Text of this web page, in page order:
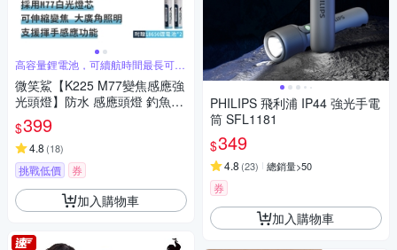
高容量鋰電池，可續航時間最長可達
12小時
微笑鯊【K225 M77變焦感應強
光頭燈】防水 感應頭燈 釣魚頭
燈 頭戴式頭燈 夜釣燈 工作燈
露營 登山 戶外照明 多功能照明
_急速配
$399
4.8 (18)
挑戰低價 券
加入購物車
PHILIPS 飛利浦 IP44 強光手電
筒 SFL1181
$349
4.8 (23) 總銷量>50
券
加入購物車